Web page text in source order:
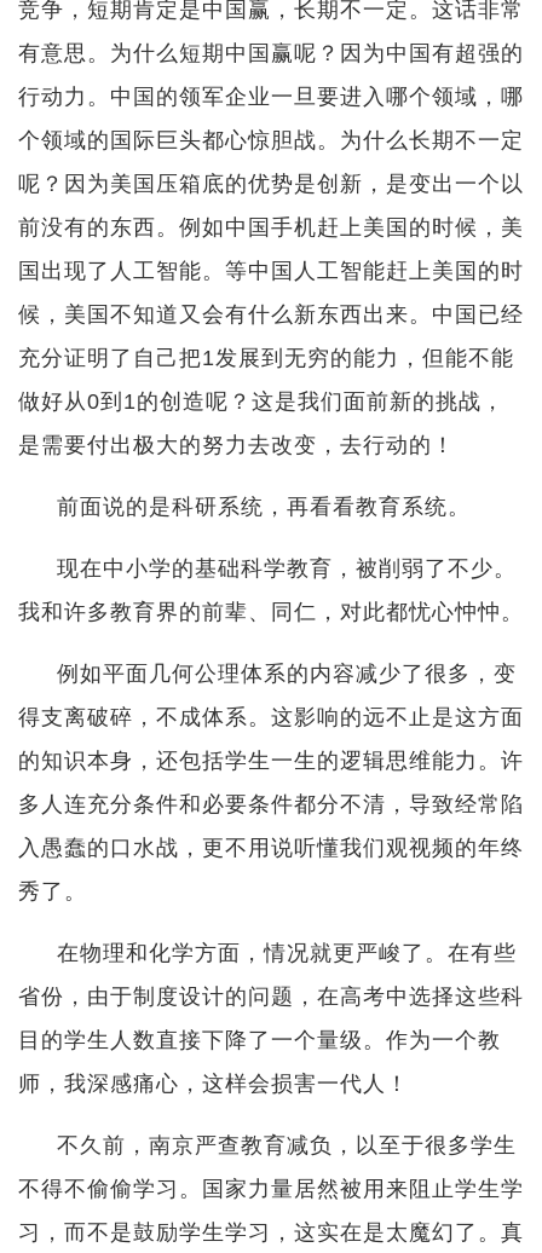
竞争，短期肯定是中国赢，长期不一定。这话非常
有意思。为什么短期中国赢呢？因为中国有超强的
行动力。中国的领军企业一旦要进入哪个领域，哪
个领域的国际巨头都心惊胆战。为什么长期不一定
呢？因为美国压箱底的优势是创新，是变出一个以
前没有的东西。例如中国手机赶上美国的时候，美
国出现了人工智能。等中国人工智能赶上美国的时
候，美国不知道又会有什么新东西出来。中国已经
充分证明了自己把1发展到无穷的能力，但能不能
做好从0到1的创造呢？这是我们面前新的挑战，
是需要付出极大的努力去改变，去行动的！
前面说的是科研系统，再看看教育系统。
现在中小学的基础科学教育，被削弱了不少。
我和许多教育界的前辈、同仁，对此都忧心忡忡。
例如平面几何公理体系的内容减少了很多，变
得支离破碎，不成体系。这影响的远不止是这方面
的知识本身，还包括学生一生的逻辑思维能力。许
多人连充分条件和必要条件都分不清，导致经常陷
入愚蠢的口水战，更不用说听懂我们观视频的年终
秀了。
在物理和化学方面，情况就更严峻了。在有些
省份，由于制度设计的问题，在高考中选择这些科
目的学生人数直接下降了一个量级。作为一个教
师，我深感痛心，这样会损害一代人！
不久前，南京严查教育减负，以至于很多学生
不得不偷偷学习。国家力量居然被用来阻止学生学
习，而不是鼓励学生学习，这实在是太魔幻了。真